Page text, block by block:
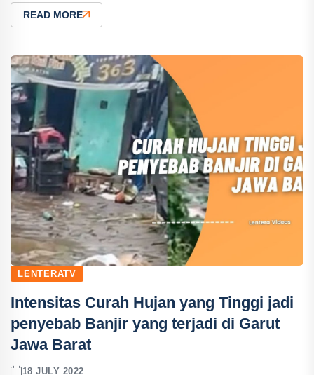
READ MORE
LENTERATV
Intensitas Curah Hujan yang Tinggi jadi
penyebab Banjir yang terjadi di Garut
Jawa Barat
18 JULY 2022